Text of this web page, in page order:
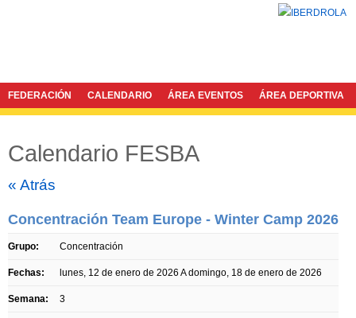
FEDERACIÓN CALENDARIO ÁREA EVENTOS ÁREA DEPORTIVA
Calendario FESBA
« Atrás
Concentración Team Europe - Winter Camp 2026
Grupo: Concentración
Fechas: lunes, 12 de enero de 2026 Adomingo, 18 de enero de 2026
Semana: 3